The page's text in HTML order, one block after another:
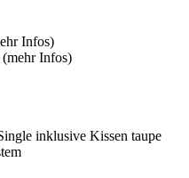
Infos)
(mehr Infos)
inklusive Kissen taupe